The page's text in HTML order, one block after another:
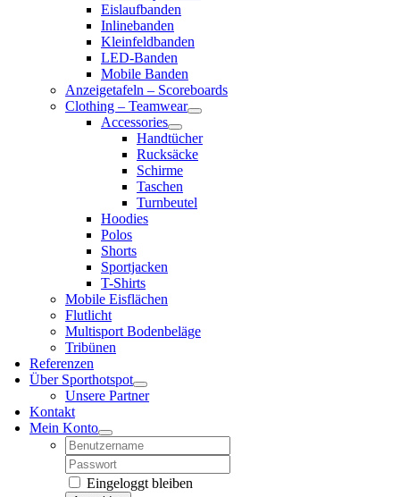
Eislaufbanden
Inlinebanden
Kleinfeldbanden
LED-Banden
Mobile Banden
Anzeigetafeln – Scoreboards
Clothing – Teamwear
Accessories
Handtücher
Rucksäcke
Schirme
Taschen
Turnbeutel
Hoodies
Polos
Shorts
Sportjacken
T-Shirts
Mobile Eisflächen
Flutlicht
Multisport Bodenbeläge
Tribünen
Referenzen
Über Sporthotspot
Unsere Partner
Kontakt
Mein Konto
Username:
Password:
Eingeloggt bleiben